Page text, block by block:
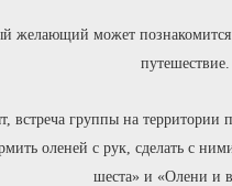
может познакомится
путешествие.
встреча группы на
оленей с рук, сделать с
шеста» и «Олени и